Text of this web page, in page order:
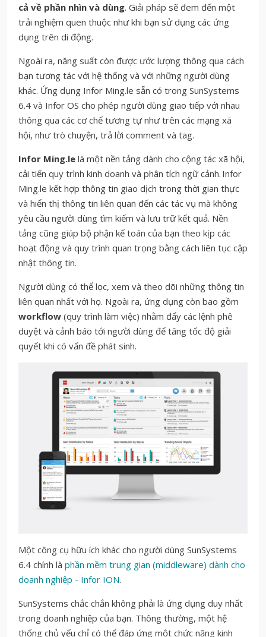
cả về phần nhìn và dùng. Giải pháp sẽ đem đến một
trải nghiệm quen thuộc như khi bạn sử dụng các ứng
dụng trên di động.
Ngoài ra, năng suất còn được ước lượng thông qua cách
bạn tương tác với hệ thống và với những người dùng
khác. Ứng dụng Infor Ming.le sẵn có trong SunSystems
6.4 và Infor OS cho phép người dùng giao tiếp với nhau
thông qua các cơ chế tương tự như trên các mạng xã
hội, như trò chuyện, trả lời comment và tag.
Infor Ming.le là một nền tảng dành cho cộng tác xã hội,
cải tiến quy trình kinh doanh và phân tích ngữ cảnh. Infor
Ming.le kết hợp thông tin giao dịch trong thời gian thực
và hiển thị thông tin liên quan đến các tác vụ mà không
yêu cầu người dùng tìm kiếm và lưu trữ kết quả. Nền
tảng cũng giúp bộ phận kế toán của bạn theo kịp các
hoạt động và quy trình quan trọng bằng cách liên tục cập
nhật thông tin.
Người dùng có thể lọc, xem và theo dõi những thông tin
liên quan nhất với họ. Ngoài ra, ứng dụng còn bao gồm
workflow (quy trình làm việc) nhằm đẩy các lệnh phê
duyệt và cảnh báo tới người dùng để tăng tốc độ giải
quyết khi có vấn đề phát sinh.
Một công cụ hữu ích khác cho người dùng SunSystems
6.4 chính là phần mềm trung gian (middleware) dành cho
doanh nghiệp - Infor ION.
SunSystems chắc chắn không phải là ứng dụng duy nhất
trong doanh nghiệp của bạn. Thông thường, một hệ
thống chủ yếu chỉ có thể đáp ứng một chức năng kinh